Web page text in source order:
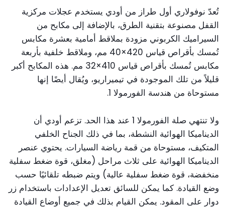
تُعدّ نوفولاري أول طراز من أودي يستخدم عجلات مركزية
القفل مصنوعة بتقنية الطرق، بالإضافة إلى مكابح من
السيراميك الكربوني مزودة بملاقط أمامية بعشرة مكابس
تُمسك بأقراص قياس 420×40 مم، وملاقط خلفية بأربعة
مكابس تُمسك بأقراص قياس 410×32 مم. هذه المكابح أكبر
قليلاً من تلك الموجودة في تيميراريو، ويُقال أيضًا إنها
مستوحاة من هندسة الفورمولا 1.
ولا تنتهي صلة الفورمولا 1 عند هذا الحد. تزعم أودي أن
الديناميكا الهوائية النشطة، بما في ذلك الجناح الخلفي
المتكيف، مستوحاة من قمة رياضة السيارات. يحتوي عنصر
الديناميكا الهوائية على ثلاث مراحل (مغلق، قوة ضغط سفلية
منخفضة، قوة ضغط سفلية عالية) ويتم ضبطه تلقائيًا حسب
وضع القيادة. كما يمكن للسائق تعديل الإعدادات باستخدام زر
دوار على المقود. يمكن القيام بذلك في جميع أوضاع القيادة